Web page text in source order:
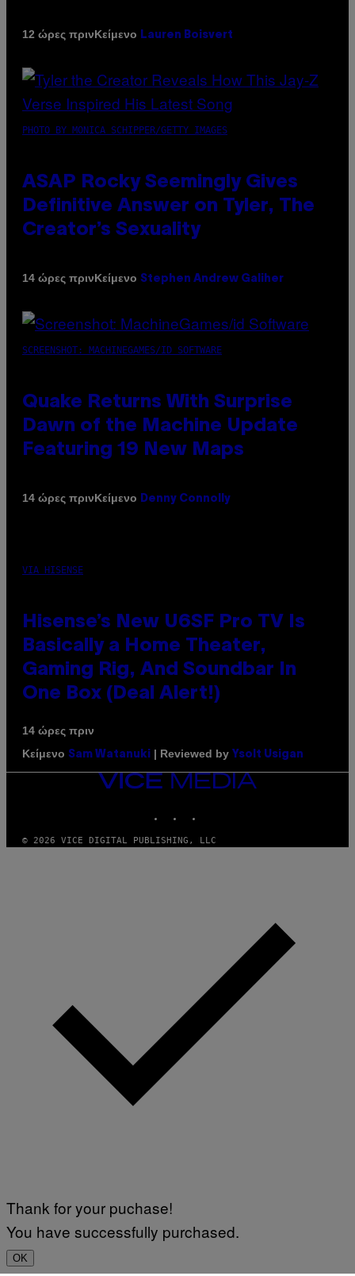
12 ώρες πρινΚείμενο Lauren Boisvert
PHOTO BY MONICA SCHIPPER/GETTY IMAGES
ASAP Rocky Seemingly Gives
Definitive Answer on Tyler, The
Creator’s Sexuality
14 ώρες πρινΚείμενο Stephen Andrew Galiher
SCREENSHOT: MACHINEGAMES/ID SOFTWARE
Quake Returns With Surprise
Dawn of the Machine Update
Featuring 19 New Maps
14 ώρες πρινΚείμενο Denny Connolly
VIA HISENSE
Hisense’s New U6SF Pro TV Is
Basically a Home Theater,
Gaming Rig, And Soundbar In
One Box (Deal Alert!)
14 ώρες πριν
Κείμενο Sam Watanuki | Reviewed by Ysolt Usigan
VICE
MEDIA
© 2026 VICE DIGITAL PUBLISHING, LLC
Thank for your puchase!
You have successfully purchased.
OK